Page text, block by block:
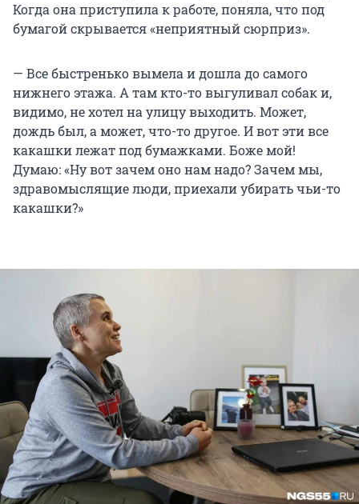
Когда она приступила к работе, поняла, что под
бумагой скрывается «неприятный сюрприз».
— Все быстренько вымела и дошла до самого
нижнего этажа. А там кто-то выгуливал собак и,
видимо, не хотел на улицу выходить. Может,
дождь был, а может, что-то другое. И вот эти все
какашки лежат под бумажками. Боже мой!
Думаю: «Ну вот зачем оно нам надо? Зачем мы,
здравомыслящие люди, приехали убирать чьи-то
какашки?»